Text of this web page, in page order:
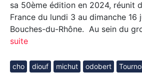
sa 50ème édition en 2024, réunit
France du lundi 3 au dimanche 16
Bouches-du-Rhône. Au sein du
suite
cho diouf michut odobert